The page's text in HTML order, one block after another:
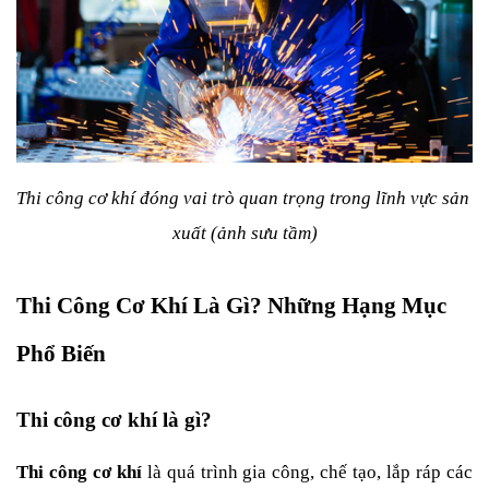
Thi công cơ khí đóng vai trò quan trọng trong lĩnh vực sản
xuất (ảnh sưu tầm)
Thi Công Cơ Khí Là Gì? Những Hạng Mục
Phổ Biến
Thi công cơ khí là gì?
Thi công cơ khí là quá trình gia công, chế tạo, lắp ráp các